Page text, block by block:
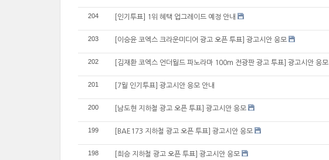
204 [인기투표] 1위 혜택 업그레이드 예정 안내
203 [이승윤 코엑스 크라운미디어 광고 오픈 투표] 광고시안 응모
202 [김재환 코엑스 언더월드 파노라마 100m 전광판 광고 투표] 광고시안 응모
201 [7월 인기투표] 광고시안 응모 안내
200 [남도현 지하철 광고 오픈 투표] 광고시안 응모
199 [BAE173 지하철 광고 오픈 투표] 광고시안 응모
198 [희승 지하철 광고 오픈 투표] 광고시안 응모